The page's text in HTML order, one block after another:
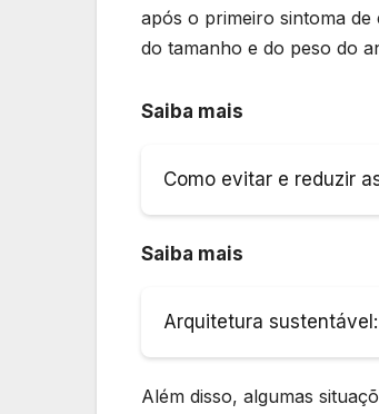
após o primeiro sintoma
do tamanho e do peso do
Saiba mais
Como evitar e reduzir
Saiba mais
Arquitetura
Além disso, algumas